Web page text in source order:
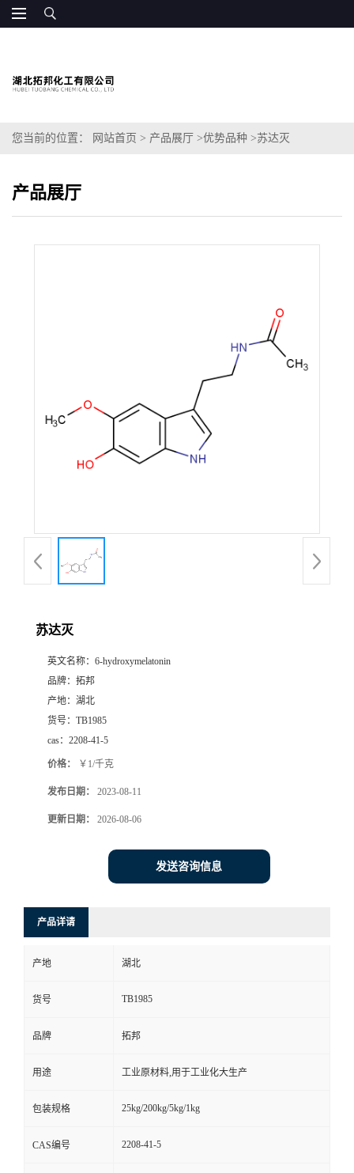
您当前的位置： 网站首页 > 产品展厅 >优势品种 >苏达灭
产品展厅
苏达灭
英文名称： 6-hydroxymelatonin
品牌： 拓邦
产地： 湖北
货号： TB1985
cas： 2208-41-5
价格： ￥1/千克
发布日期： 2023-08-11
更新日期： 2026-08-06
发送咨询信息
产品详请
产地 湖北
货号 TB1985
品牌 拓邦
用途 工业原材料,用于工业化大生产
包装规格 25kg/200kg/5kg/1kg
CAS编号 2208-41-5